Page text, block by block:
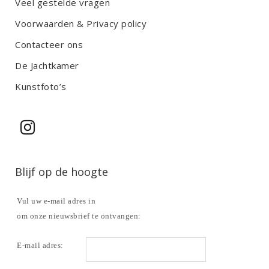
Veel gestelde vragen
Voorwaarden & Privacy policy
Contacteer ons
De Jachtkamer
Kunstfoto’s
Blijf op de hoogte
Vul uw e-mail adres in
om onze nieuwsbrief te ontvangen:
E-mail adres: